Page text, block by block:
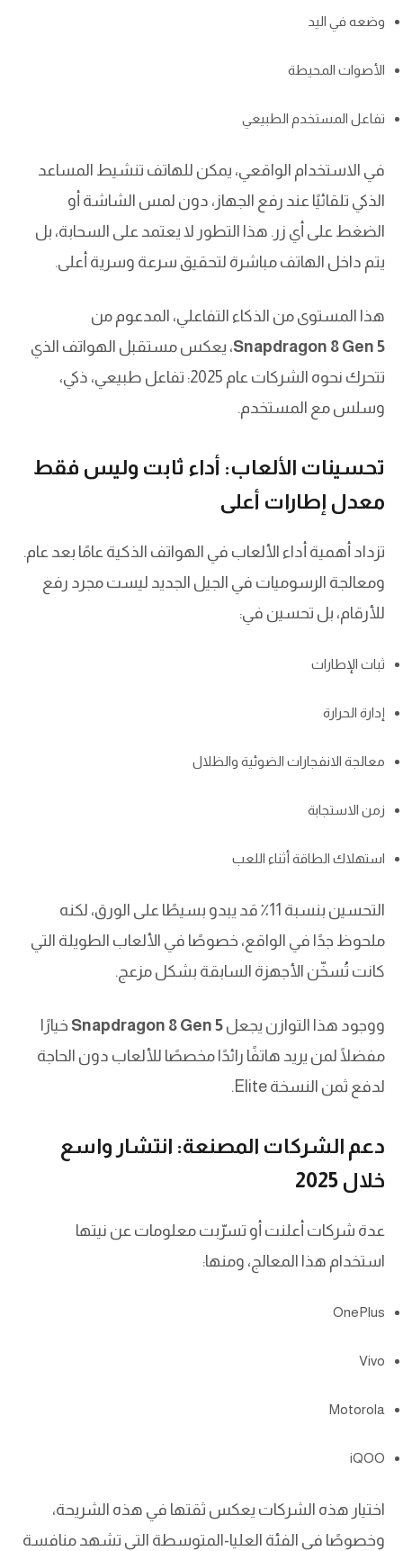
وضعه في اليد
الأصوات المحيطة
تفاعل المستخدم الطبيعي
في الاستخدام الواقعي، يمكن للهاتف تنشيط المساعد
الذكي تلقائيًا عند رفع الجهاز، دون لمس الشاشة أو
الضغط على أي زر. هذا التطور لا يعتمد على السحابة، بل
يتم داخل الهاتف مباشرة لتحقيق سرعة وسرية أعلى.
هذا المستوى من الذكاء التفاعلي، المدعوم من
Snapdragon 8 Gen 5، يعكس مستقبل الهواتف الذي
تتحرك نحوه الشركات عام 2025: تفاعل طبيعي، ذكي،
وسلس مع المستخدم.
تحسينات الألعاب: أداء ثابت وليس فقط
معدل إطارات أعلى
تزداد أهمية أداء الألعاب في الهواتف الذكية عامًا بعد عام.
ومعالجة الرسوميات في الجيل الجديد ليست مجرد رفع
للأرقام، بل تحسين في:
ثبات الإطارات
إدارة الحرارة
معالجة الانفجارات الضوئية والظلال
زمن الاستجابة
استهلاك الطاقة أثناء اللعب
التحسين بنسبة 11٪ قد يبدو بسيطًا على الورق، لكنه
ملحوظ جدًا في الواقع، خصوصًا في الألعاب الطويلة التي
كانت تُسخّن الأجهزة السابقة بشكل مزعج.
ووجود هذا التوازن يجعل Snapdragon 8 Gen 5 خيارًا
مفضلًا لمن يريد هاتفًا رائدًا مخصصًا للألعاب دون الحاجة
لدفع ثمن النسخة Elite.
دعم الشركات المصنعة: انتشار واسع
خلال 2025
عدة شركات أعلنت أو تسرّبت معلومات عن نيتها
استخدام هذا المعالج، ومنها:
OnePlus
Vivo
Motorola
iQOO
اختيار هذه الشركات يعكس ثقتها في هذه الشريحة،
وخصوصًا في الفئة العليا-المتوسطة التي تشهد منافسة